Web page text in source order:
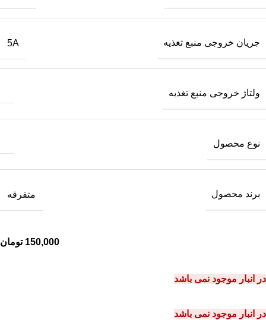
جریان خروجی منبع تغذیه 5A
ولتاژ خروجی منبع تغذیه
نوع محصول
برند محصول متفرقه
150,000 تومان
در انبار موجود نمی باشد
در انبار موجود نمی باشد